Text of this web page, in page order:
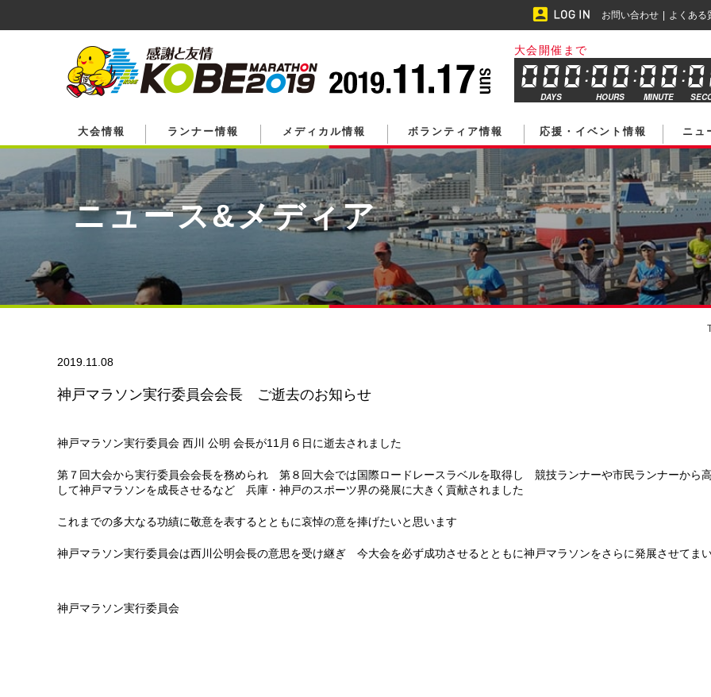
お問い合わせ よくある
大会開催まで
DAYS HOURS MINUTE
大会情報 ランナー情報 メディカル情報 ボランティア情報 応援・イベント情報 ニュ
ニュース&メディア
2019.11.08
神戸マラソン実行委員会会長 ご逝去のお知らせ
神戸マラソン実行委員会 西川 公明 会長が11月６日に逝去されました
第７回大会から実行委員会会長を務められ 第８回大会では国際ロードレースラベルを取得し 競技ランナーや市民ランナーから
して神戸マラソンを成長させるなど 兵庫・神戸のスポーツ界の発展に大きく貢献されました
これまでの多大なる功績に敬意を表するとともに哀悼の意を捧げたいと思います
神戸マラソン実行委員会は西川公明会長の意思を受け継ぎ 今大会を必ず成功させるとともに神戸マラソンをさらに発展させてま
神戸マラソン実行委員会